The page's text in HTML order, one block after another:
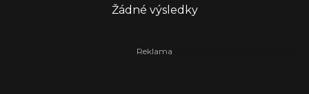
Žádné výsledky